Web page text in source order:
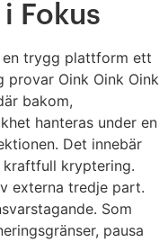
Fokus
en trygg plattform ett
provar Oink Oink Oink
bakom,
hanteras under en
Det innebär
kryptering.
externa tredje part.
Som
pausa